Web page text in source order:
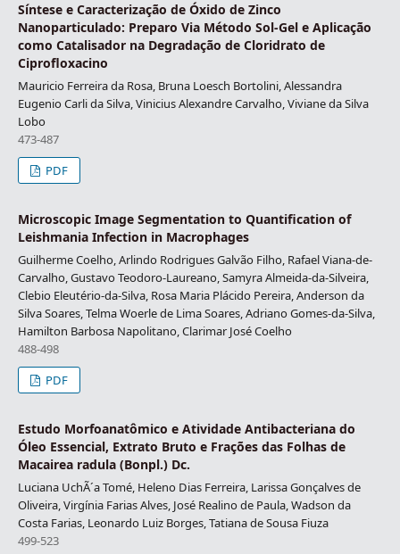
Síntese e Caracterização de Óxido de Zinco
Nanoparticulado: Preparo Via Método Sol-Gel e Aplicação
como Catalisador na Degradação de Cloridrato de
Ciprofloxacino
Mauricio Ferreira da Rosa, Bruna Loesch Bortolini, Alessandra
Eugenio Carli da Silva, Vinicius Alexandre Carvalho, Viviane da Silva
Lobo
473-487
PDF
Microscopic Image Segmentation to Quantification of
Leishmania Infection in Macrophages
Guilherme Coelho, Arlindo Rodrigues Galvão Filho, Rafael Viana-de-
Carvalho, Gustavo Teodoro-Laureano, Samyra Almeida-da-Silveira,
Clebio Eleutério-da-Silva, Rosa Maria Plácido Pereira, Anderson da
Silva Soares, Telma Woerle de Lima Soares, Adriano Gomes-da-Silva,
Hamilton Barbosa Napolitano, Clarimar José Coelho
488-498
PDF
Estudo Morfoanatômico e Atividade Antibacteriana do
Óleo Essencial, Extrato Bruto e Frações das Folhas de
Macairea radula (Bonpl.) Dc.
Luciana UchÃ´a Tomé, Heleno Dias Ferreira, Larissa Gonçalves de
Oliveira, Virgínia Farias Alves, José Realino de Paula, Wadson da
Costa Farias, Leonardo Luiz Borges, Tatiana de Sousa Fiuza
499-523